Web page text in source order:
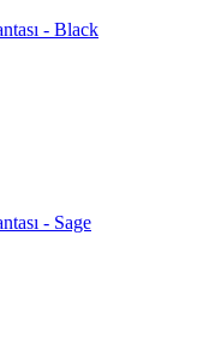
- Black
- Sage